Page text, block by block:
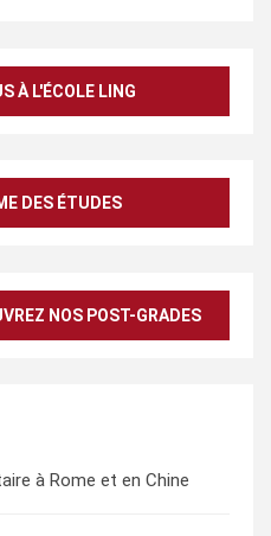
À L'ÉCOLE LING
DES ÉTUDES
NOS POST-GRADES
à Rome et en Chine